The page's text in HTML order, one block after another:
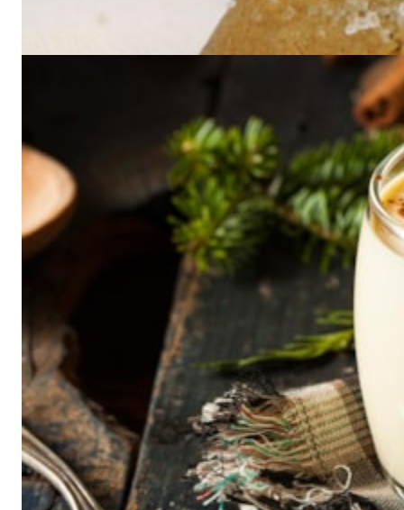
Kola betyr karamell på svensk. Disse kakene smaker altså litt
karamell, ikke cola! De kalles også brune pinner.